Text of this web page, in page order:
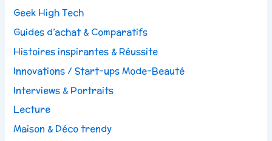
Geek High Tech
Guides d’achat & Comparatifs
Histoires inspirantes & Réussite
Innovations / Start-ups Mode-Beauté
Interviews & Portraits
Lecture
Maison & Déco trendy